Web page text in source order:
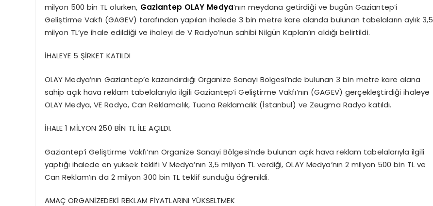
milyon 500 bin TL olurken, Gaziantep OLAY Medya’nın meydana getirdiği ve bugün Gaziantep’i
Geliştirme Vakfı (GAGEV) tarafından yapılan ihalede 3 bin metre kare alanda bulunan tabelaların aylık 3,5
milyon TL’ye ihale edildiği ve ihaleyi de V Radyo’nun sahibi Nilgün Kaplan’ın aldığı belirtildi.
İHALEYE 5 ŞİRKET KATILDI
OLAY Medya’nın Gaziantep’e kazandırdığı Organize Sanayi Bölgesi’nde bulunan 3 bin metre kare alana
sahip açık hava reklam tabelalarıyla ilgili Gaziantep’i Geliştirme Vakfı’nın (GAGEV) gerçekleştirdiği ihaleye
OLAY Medya, VE Radyo, Can Reklamcılık, Tuana Reklamcılık (İstanbul) ve Zeugma Radyo katıldı.
İHALE 1 MİLYON 250 BİN TL İLE AÇILDI.
Gaziantep’i Geliştirme Vakfı’nın Organize Sanayi Bölgesi’nde bulunan açık hava reklam tabelalarıyla ilgili
yaptığı ihalede en yüksek teklifi V Medya’nın 3,5 milyon TL verdiği, OLAY Medya’nın 2 milyon 500 bin TL ve
Can Reklam’ın da 2 milyon 300 bin TL teklif sunduğu öğrenildi.
AMAÇ ORGANİZEDEKİ REKLAM FİYATLARINI YÜKSELTMEK